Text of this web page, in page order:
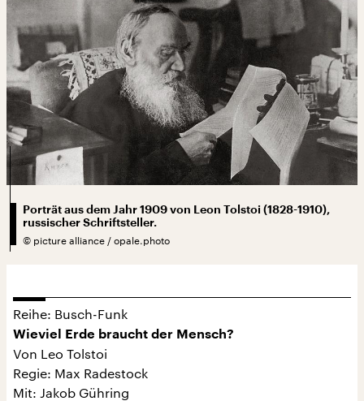
Porträt aus dem Jahr 1909 von Leon Tolstoi (1828-1910),
russischer Schriftsteller.
© picture alliance / opale.photo
Reihe: Busch-Funk
Wieviel Erde braucht der Mensch?
Von Leo Tolstoi
Regie: Max Radestock
Mit: Jakob Gühring